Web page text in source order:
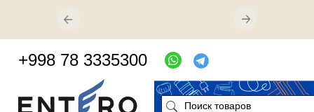
+998 78 3335300